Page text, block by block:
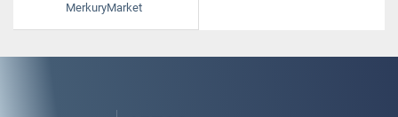
MerkuryMarket